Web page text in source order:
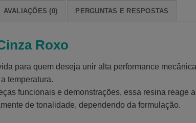
AVALIAÇÕES (0) PERGUNTAS E RESPOSTAS
Roxo
para quem deseja unir alta performance
temperatura.
funcionais e demonstrações, essa resina reage
de tonalidade, dependendo da formulação.